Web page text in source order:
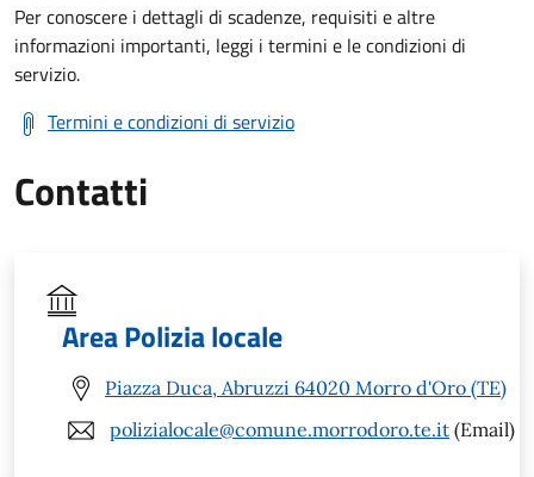
Per conoscere i dettagli di scadenze, requisiti e altre
informazioni importanti, leggi i termini e le condizioni di
servizio.
Termini e condizioni di servizio
Contatti
Area Polizia locale
Piazza Duca, Abruzzi 64020 Morro d'Oro (TE)
polizialocale@comune.morrodoro.te.it (Email)